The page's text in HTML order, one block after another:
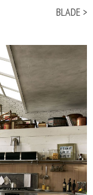
BLADE >